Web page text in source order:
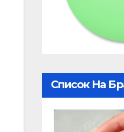
Список На